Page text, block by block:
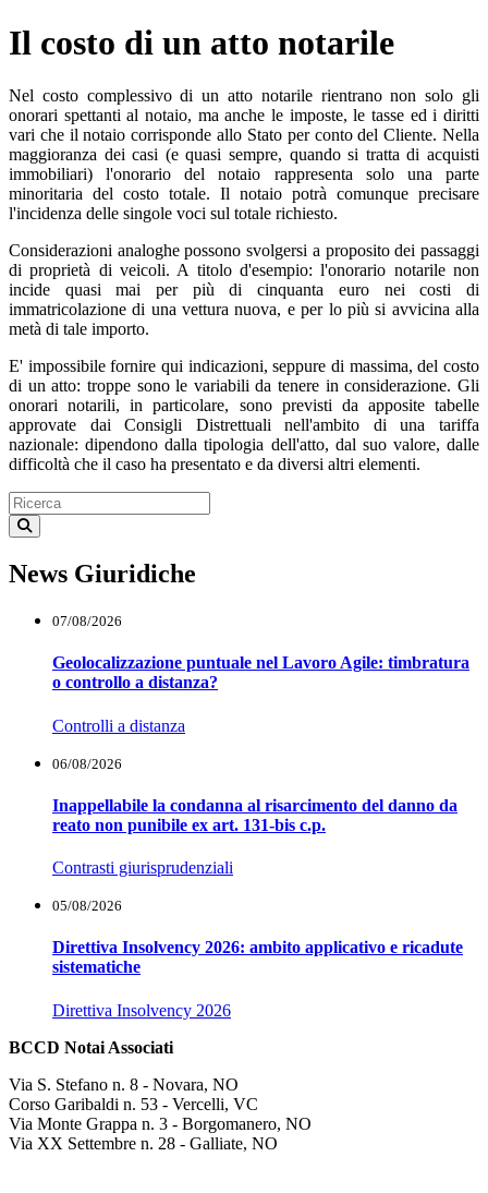
Il costo di un atto notarile
Nel costo complessivo di un atto notarile rientrano non solo gli
onorari spettanti al notaio, ma anche le imposte, le tasse ed i diritti
vari che il notaio corrisponde allo Stato per conto del Cliente. Nella
maggioranza dei casi (e quasi sempre, quando si tratta di acquisti
immobiliari) l'onorario del notaio rappresenta solo una parte
minoritaria del costo totale. Il notaio potrà comunque precisare
l'incidenza delle singole voci sul totale richiesto.
Considerazioni analoghe possono svolgersi a proposito dei passaggi
di proprietà di veicoli. A titolo d'esempio: l'onorario notarile non
incide quasi mai per più di cinquanta euro nei costi di
immatricolazione di una vettura nuova, e per lo più si avvicina alla
metà di tale importo.
E' impossibile fornire qui indicazioni, seppure di massima, del costo
di un atto: troppe sono le variabili da tenere in considerazione. Gli
onorari notarili, in particolare, sono previsti da apposite tabelle
approvate dai Consigli Distrettuali nell'ambito di una tariffa
nazionale: dipendono dalla tipologia dell'atto, dal suo valore, dalle
difficoltà che il caso ha presentato e da diversi altri elementi.
News Giuridiche
07/08/2026
Geolocalizzazione puntuale nel Lavoro Agile: timbratura
o controllo a distanza?
Controlli a distanza
06/08/2026
Inappellabile la condanna al risarcimento del danno da
reato non punibile ex art. 131-bis c.p.
Contrasti giurisprudenziali
05/08/2026
Direttiva Insolvency 2026: ambito applicativo e ricadute
sistematiche
Direttiva Insolvency 2026
BCCD Notai Associati
Via S. Stefano n. 8 - Novara, NO
Corso Garibaldi n. 53 - Vercelli, VC
Via Monte Grappa n. 3 - Borgomanero, NO
Via XX Settembre n. 28 - Galliate, NO